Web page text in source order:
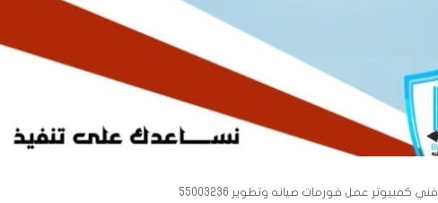
فني كمبيوتر عمل فورمات صيانه وتطوير 55003236